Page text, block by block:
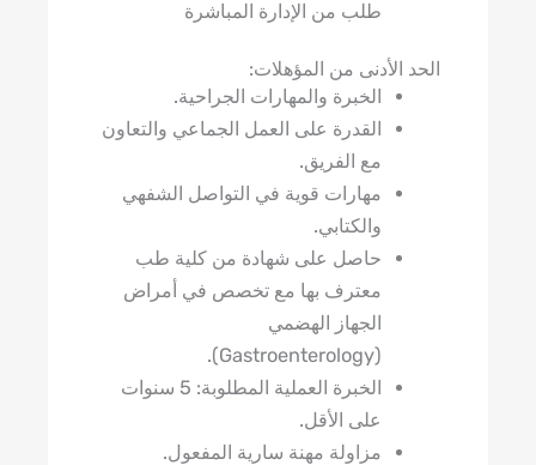
طلب من الإدارة المباشرة
الحد الأدنى من المؤهلات:
الخبرة والمهارات الجراحية.
القدرة على العمل الجماعي والتعاون
مع الفريق.
مهارات قوية في التواصل الشفهي
والكتابي.
حاصل على شهادة من كلية طب
معترف بها مع تخصص في أمراض
الجهاز الهضمي
(Gastroenterology).
الخبرة العملية المطلوبة: 5 سنوات
على الأقل.
مزاولة مهنة سارية المفعول.